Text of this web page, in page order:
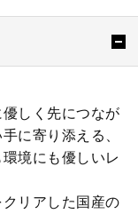
しく先につなが
に寄り添える、
境にも優しいレ
リアした国産の